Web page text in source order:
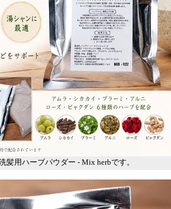
髪用ハーブパウダー - Mix herbです。